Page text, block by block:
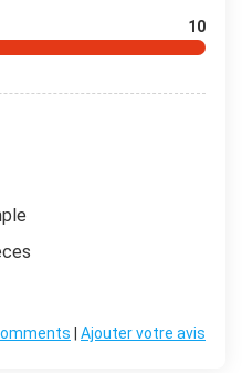
10
Ajouter votre avis